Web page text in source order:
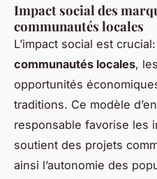
Impact social des
communautés locales
L’impact social est
communautés locales,
opportunités
traditions. Ce modèle
responsable favorise les
soutient des projets
ainsi l’autonomie des